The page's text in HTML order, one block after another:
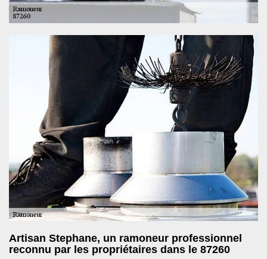
Artisan Stephane, un ramoneur professionnel
reconnu par les propriétaires dans le 87260